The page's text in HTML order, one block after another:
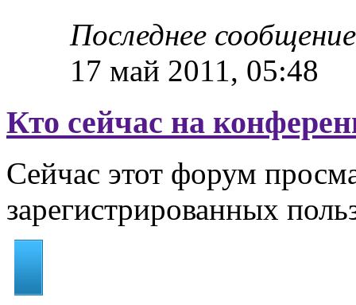
Последнее
17 май 2011, 05:48
Кто сейчас на
Сейчас этот форум
зарегистрированных